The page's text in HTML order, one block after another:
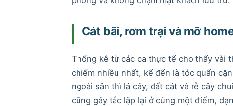
Cát bãi, rơm trại và mỡ
Thống kê từ các ca thực tế cho thấy vài
chiếm nhiều nhất, kế đến là tóc quấn
ngoài sân thì lá cây, đất cát và rễ cây
cũng gây tắc lặp lại ở cùng một điểm,